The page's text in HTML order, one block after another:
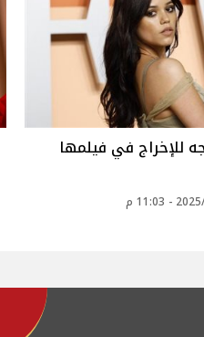
للإخراج في فيلمها